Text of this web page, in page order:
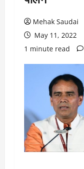
Mehak Saudai
May 11, 2022
1 minute read